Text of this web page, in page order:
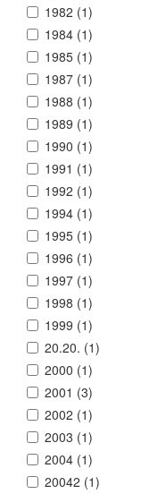
1982 (1)
1984 (1)
1985 (1)
1987 (1)
1988 (1)
1989 (1)
1990 (1)
1991 (1)
1992 (1)
1994 (1)
1995 (1)
1996 (1)
1997 (1)
1998 (1)
1999 (1)
20.20. (1)
2000 (1)
2001 (3)
2002 (1)
2003 (1)
2004 (1)
20042 (1)